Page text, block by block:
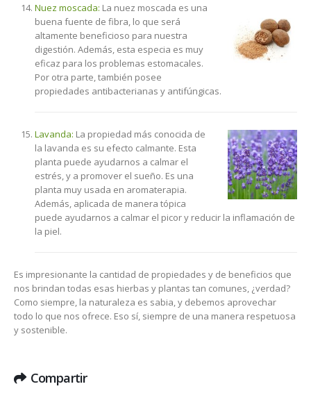
Nuez moscada: La nuez moscada es una
buena fuente de fibra, lo que será
altamente beneficioso para nuestra
digestión. Además, esta especia es muy
eficaz para los problemas estomacales.
Por otra parte, también posee
propiedades antibacterianas y antifúngicas.
Lavanda: La propiedad más conocida de
la lavanda es su efecto calmante. Esta
planta puede ayudarnos a calmar el
estrés, y a promover el sueño. Es una
planta muy usada en aromaterapia.
Además, aplicada de manera tópica
puede ayudarnos a calmar el picor y reducir la inflamación de
la piel.
Es impresionante la cantidad de propiedades y de beneficios que
nos brindan todas esas hierbas y plantas tan comunes, ¿verdad?
Como siempre, la naturaleza es sabia, y debemos aprovechar
todo lo que nos ofrece. Eso sí, siempre de una manera respetuosa
y sostenible.
Compartir